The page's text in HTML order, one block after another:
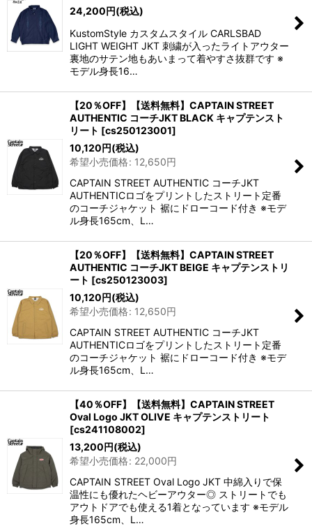
24,200円(税込)
KustomStyle カスタムスタイル CARLSBAD
LIGHT WEIGHT JKT 刺繍が入ったライトアウター
裏地のサテン地もあいまって着やすさ抜群です ※
モデル身長16…
【20％OFF】【送料無料】CAPTAIN STREET
AUTHENTIC コーチJKT BLACK キャプテンスト
リート [cs250123001]
10,120円(税込)
希望小売価格: 12,650円
CAPTAIN STREET AUTHENTIC コーチJKT
AUTHENTICロゴをプリントしたストリート定番
のコーチジャケット 裾にドローコード付き ※モデ
ル身長165cm、L…
【20％OFF】【送料無料】CAPTAIN STREET
AUTHENTIC コーチJKT BEIGE キャプテンストリ
ート [cs250123003]
10,120円(税込)
希望小売価格: 12,650円
CAPTAIN STREET AUTHENTIC コーチJKT
AUTHENTICロゴをプリントしたストリート定番
のコーチジャケット 裾にドローコード付き ※モデ
ル身長165cm、L…
【40％OFF】【送料無料】CAPTAIN STREET
Oval Logo JKT OLIVE キャプテンストリート
[cs241108002]
13,200円(税込)
希望小売価格: 22,000円
CAPTAIN STREET Oval Logo JKT 中綿入りで保
温性にも優れたヘビーアウター◎ ストリートでも
アウトドアでも使える1着となっています ※モデル
身長165cm、L…